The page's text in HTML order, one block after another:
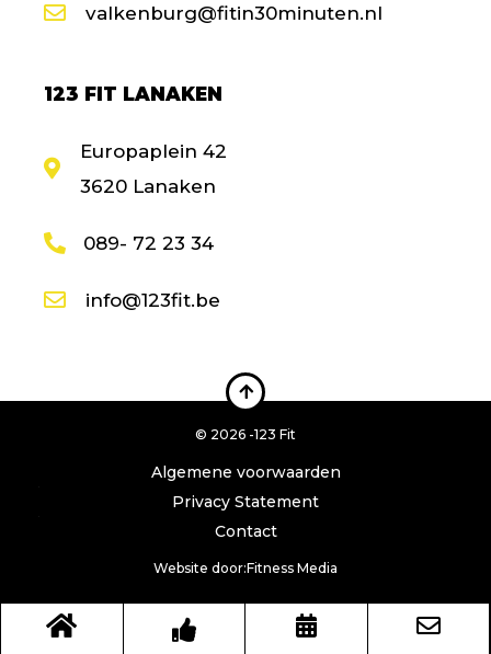
valkenburg@fitin30minuten.nl
123 FIT LANAKEN
Europaplein 42
3620 Lanaken
089- 72 23 34
info@123fit.be
© 2026 -123 Fit
Algemene voorwaarden
Privacy Statement
Contact
Website door:Fitness Media